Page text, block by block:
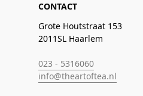
CONTACT
Grote Houtstraat 153
2011SL Haarlem
023 - 5316060
info@theartoftea.nl